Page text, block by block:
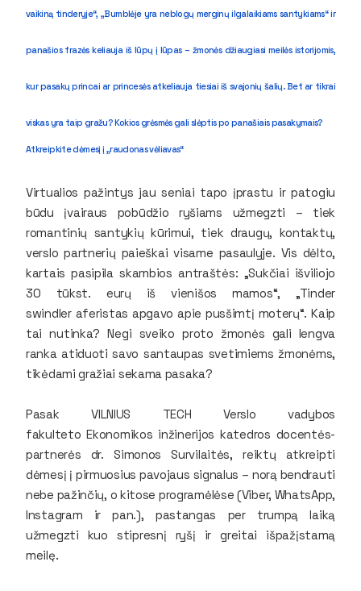
vaikiną tinderyje“, „Bumblėje yra neblogų merginų ilgalaikiams santykiams“ ir
panašios frazės keliauja iš lūpų į lūpas – žmonės džiaugiasi meilės istorijomis,
kur pasakų princai ar princesės atkeliauja tiesiai iš svajonių šalių. Bet ar tikrai
viskas yra taip gražu? Kokios grėsmės gali slėptis po panašiais pasakymais?
Atkreipkite dėmesį į „raudonas vėliavas“
Virtualios pažintys jau seniai tapo įprastu ir patogiu
būdu įvairaus pobūdžio ryšiams užmegzti – tiek
romantinių santykių kūrimui, tiek draugų, kontaktų,
verslo partnerių paieškai visame pasaulyje. Vis dėlto,
kartais pasipila skambios antraštės: „Sukčiai išviliojo
30 tūkst. eurų iš vienišos mamos“, „Tinder
swindler aferistas apgavo apie pusšimtį moterų“. Kaip
tai nutinka? Negi sveiko proto žmonės gali lengva
ranka atiduoti savo santaupas svetimiems žmonėms,
tikėdami gražiai sekama pasaka?
Pasak VILNIUS TECH Verslo vadybos
fakulteto Ekonomikos inžinerijos katedros docentės-
partnerės dr. Simonos Survilaitės, reiktų atkreipti
dėmesį į pirmuosius pavojaus signalus – norą bendrauti
nebe pažinčių, o kitose programėlėse (Viber, WhatsApp,
Instagram ir pan.), pastangas per trumpą laiką
užmegzti kuo stipresnį ryšį ir greitai išpažįstamą
meilę.